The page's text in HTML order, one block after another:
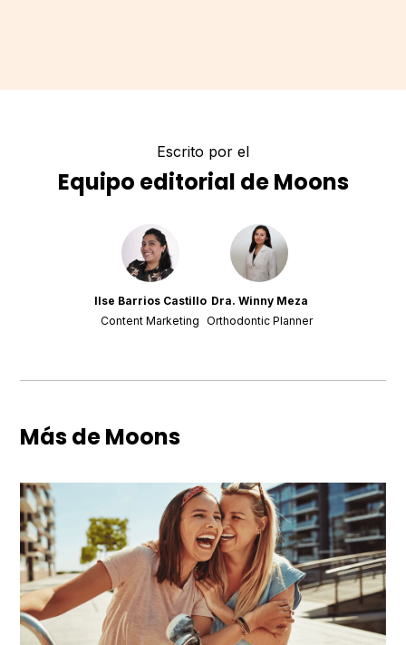
Escrito por el
Equipo editorial de Moons
Ilse Barrios Castillo
Content Marketing
Dra. Winny Meza
Orthodontic Planner
Más de Moons